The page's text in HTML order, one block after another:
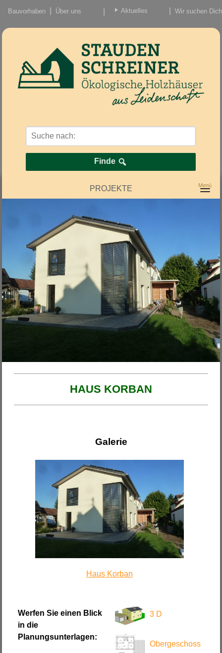
Bauvorhaben Über uns
Aktuelles
Nachrichten/Einzug
Wir suchen
Finde
PROJEKTE
Unsere Projekte
2026
Haus am Ende der Rosengasse
Anbau Michl
Haus Wirth - Großkinsky
HAUS KORBAN
Galerie
Haus Korban
Werfen Sie einen Blick
in die
Planungsunterlagen:
3 D
Obergeschoss